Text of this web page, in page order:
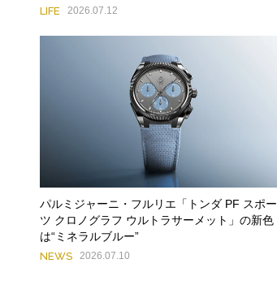
LIFE 2026.07.12
パルミジャーニ・フルリエ「トンダ PF スポー
ツ クロノグラフ ウルトラサーメット」の新色
は“ミネラルブルー”
NEWS 2026.07.10